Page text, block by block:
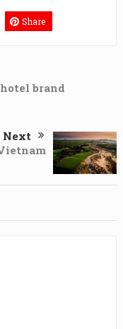
Share
brand
Next